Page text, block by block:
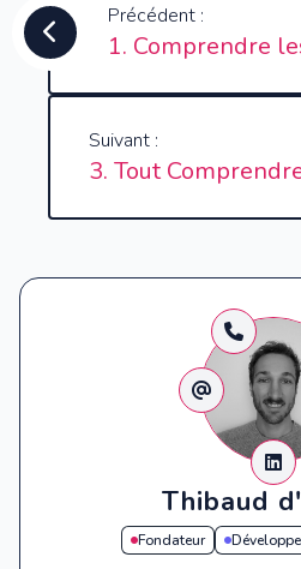
Précédent :
1. Comprendre
Suivant :
3. Tout
Thibaud
Fondateur